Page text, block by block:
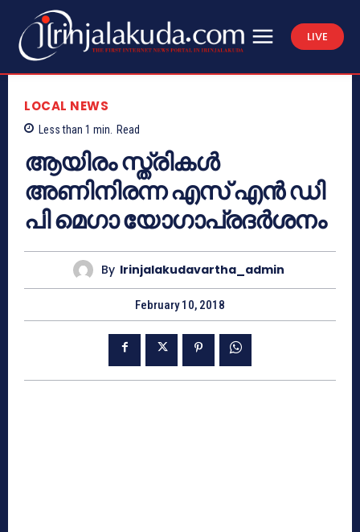
LIVE
LOCAL NEWS
Less than 1 min. Read
ആയിരം സ്ത്രികള്‍
അണിനിരന്ന എസ് എന്‍ ഡി
പി മെഗാ യോഗാപ്രദര്‍ശനം
By Irinjalakudavartha_admin
February 10, 2018